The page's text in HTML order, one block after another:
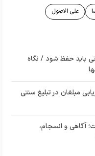
علی الاصول
باید حفظ شود / نگاه
مبلغان در تبلیغ سنتی
آگاهی و انسجام،